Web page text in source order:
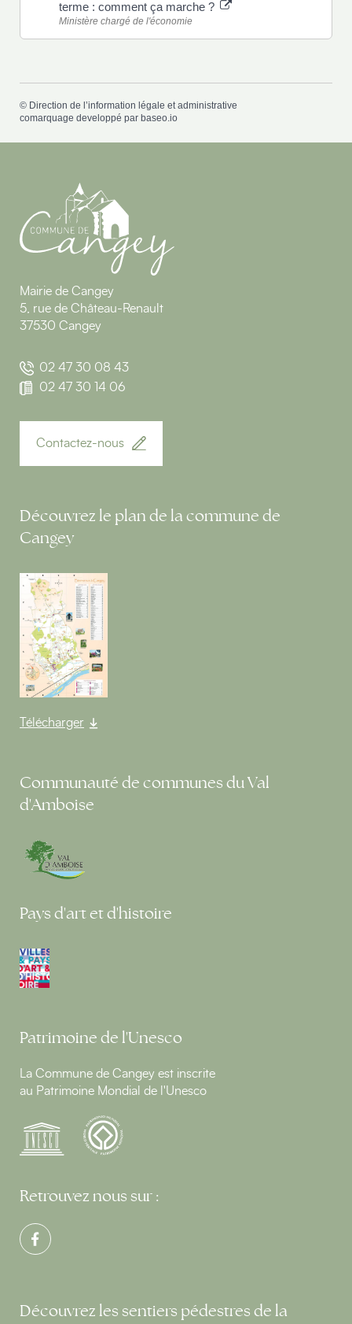
terme : comment ça marche ?
Ministère chargé de l'économie
© Direction de l’information légale et administrative
comarquage developpé par baseo.io
Mairie de Cangey
5, rue de Château-Renault
37530 Cangey
02 47 30 08 43
02 47 30 14 06
Contactez-nous
Découvrez le plan de la commune de
Cangey
Télécharger
Communauté de communes du Val
d'Amboise
Pays d'art et d'histoire
Patrimoine de l'Unesco
La Commune de Cangey est inscrite
au Patrimoine Mondial de l'Unesco
Retrouvez nous sur :
Découvrez les sentiers pédestres de la